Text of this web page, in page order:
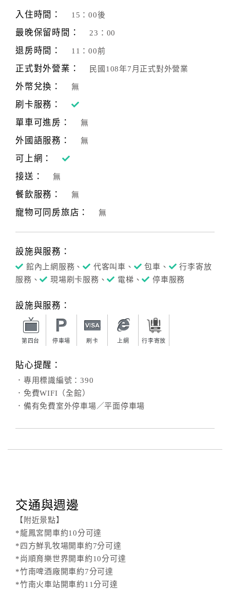
伴
劃
商
品
傳
入住時間： 15：00後
最晚保留時間： 23：00
退房時間： 11：00前
正式對外營業： 民國108年7月正式對外營業
外幣兌換： 無
刷卡服務：
單車可進房：
無
外國語服務： 無
可上網：
接送：
無
餐飲服務： 無
寵物可同房旅店： 無
設施與服務：
館內上網服務、 代客叫車、 包車、
行李寄放
服務、
現場刷卡服務、 電梯、 停車服務
設施與服務：
第四台 停車場 刷卡 上網 行李寄放
貼心提醒：
．專用標識編號：390
．免費WIFI（全館）
．備有免費室外停車場／平面停車場
交通與週邊
【附近景點】
*龍鳳宮開車約10分可達
*四方鮮乳牧場開車約7分可達
*尚順育樂世界開車約10分可達
*竹南啤酒廠開車約7分可達
*竹南火車站開車約11分可達